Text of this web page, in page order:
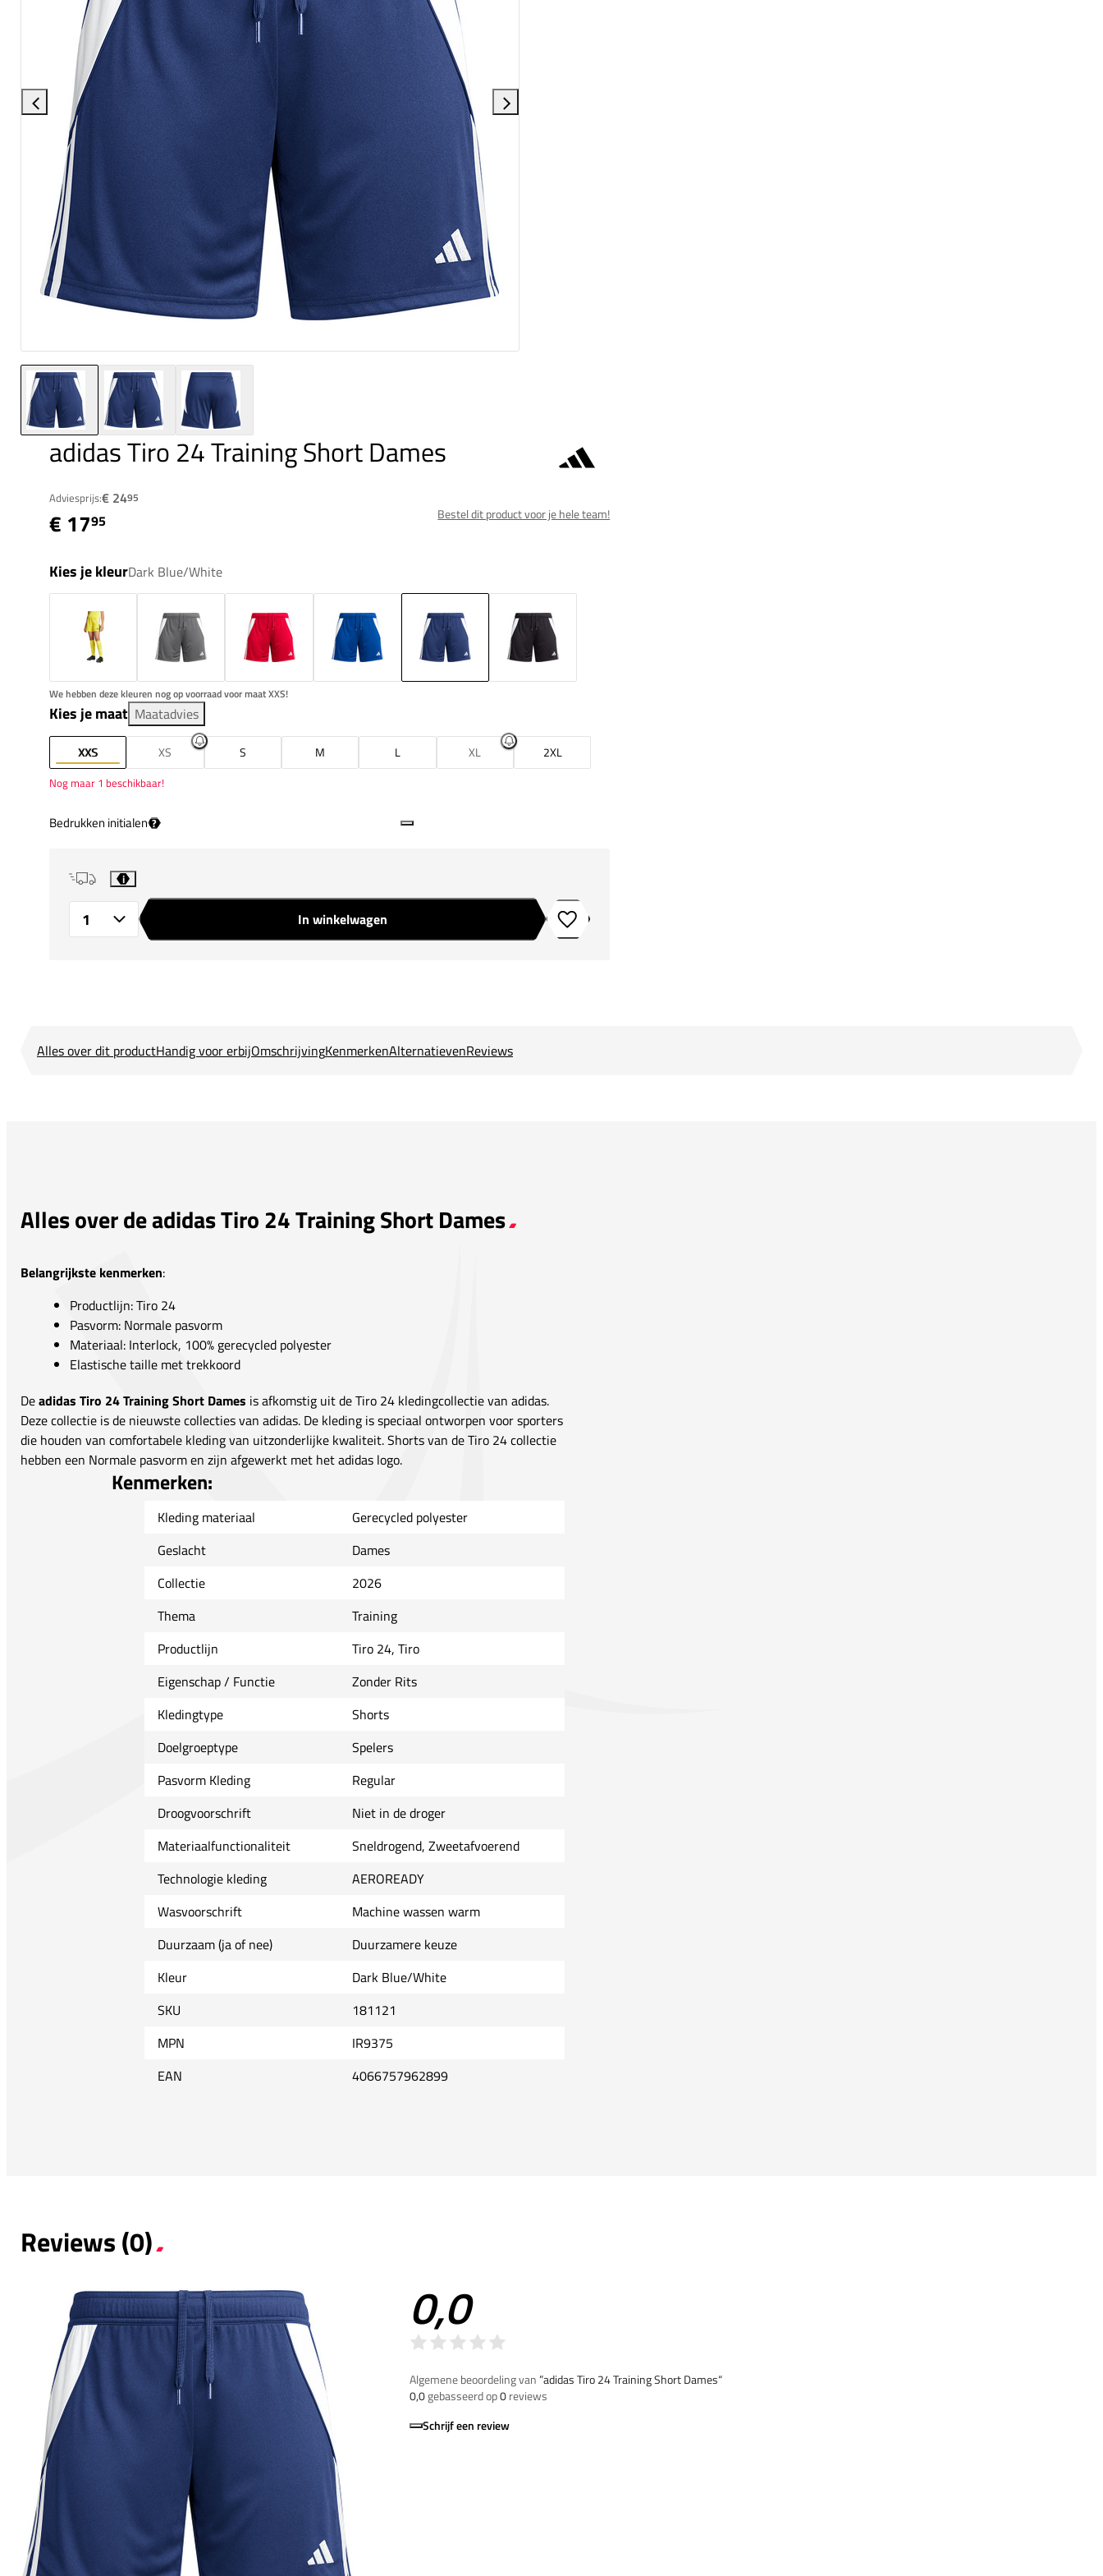
adidas Tiro 24 Training Short Dames
Adviesprijs:€ 2495
€ 1795 Bestel dit product voor je hele team!
Kies je kleurDark Blue/White
We hebben deze kleuren nog op voorraad voor maat XXS!
Kies je maat Maatadvies
XXS XS S M L XL 2XL
Nog maar 1 beschikbaar!
Bedrukken initialen ?
i
In winkelwagen Toevoegen aan verlanglijstje
Alles over dit productHandig voor erbijOmschrijvingKenmerkenAlternatievenReviews
Alles over de adidas Tiro 24 Training Short Dames
Belangrijkste kenmerken:
Productlijn: Tiro 24
Pasvorm: Normale pasvorm
Materiaal: Interlock, 100% gerecycled polyester
Elastische taille met trekkoord
Deadidas Tiro 24 Training Short Dames is afkomstig uit de Tiro 24 kledingcollectie van adidas.
Deze collectie is de nieuwste collecties van adidas. De kleding is speciaal ontworpen voor sporters
die houden van comfortabele kleding van uitzonderlijke kwaliteit. Shorts van de Tiro 24 collectie
hebben een Normale pasvorm en zijn afgewerkt met het adidas logo.
Kenmerken:
Kleding materiaal
Gerecycled polyester
Geslacht
Dames
Collectie
2026
Thema
Training
Productlijn
Tiro 24, Tiro
Eigenschap / Functie
Zonder Rits
Kledingtype
Shorts
Doelgroeptype
Spelers
Pasvorm Kleding
Regular
Droogvoorschrift
Niet in de droger
Materiaalfunctionaliteit
Sneldrogend, Zweetafvoerend
Technologie kleding
AEROREADY
Wasvoorschrift
Machine wassen warm
Duurzaam (ja of nee)
Duurzamere keuze
Kleur
Dark Blue/White
SKU
181121
MPN
IR9375
EAN
4066757962899
Reviews (0)
0,0
Algemene beoordeling van”adidas Tiro 24 Training Short Dames“
0,0gebasseerd op0reviews
Schrijf een review